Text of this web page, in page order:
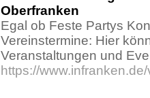
Oberfranken
Egal ob Feste Partys
Vereinstermine: Hier
Veranstaltungen und
https://